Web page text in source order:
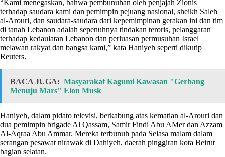
“Kami menegaskan, bahwa pembunuhan oleh penjajah Zionis
terhadap saudara kami dan pemimpin pejuang nasional, sheikh Saleh
al-Arouri, dan saudara-saudara dari kepemimpinan gerakan ini dan tim
di tanah Lebanon adalah sepenuhnya tindakan teroris, pelanggaran
terhadap kedaulatan Lebanon dan perluasan permusuhan Israel
melawan rakyat dan bangsa kami,” kata Haniyeh seperti dikutip
Reuters.
BACA JUGA: Masyarakat Kagumi Kawasan "Gerbang
Menuju Mars" Elon Musk
Haniyeh, dalam pidato televisi, berkabung atas kematian al-Arouri dan
dua pemimpin brigade Al Qassam, Samir Findi Abu AMer dan Azzam
Al-Aqraa Abu Ammar. Mereka terbunuh pada Selasa malam dalam
serangan pesawat nirawak di Dahiyeh, daerah pinggiran kota Beirut
bagian selatan.